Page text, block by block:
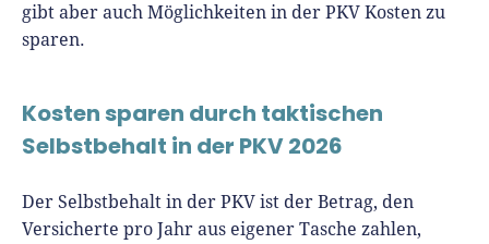
gibt aber auch Möglichkeiten in der PKV Kosten zu
sparen.
Kosten sparen durch taktischen
Selbstbehalt in der PKV 2026
Der Selbstbehalt in der PKV ist der Betrag, den
Versicherte pro Jahr aus eigener Tasche zahlen,